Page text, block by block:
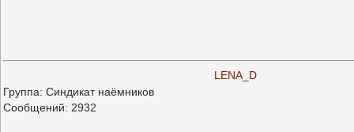
LENA_D
Группа: Синдикат наёмников
Сообщений: 2932